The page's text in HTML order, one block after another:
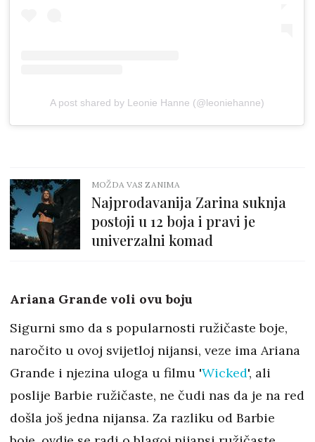
A post shared by Leonie Hanne (@leoniehanne)
MOŽDA VAS ZANIMA
Najprodavanija Zarina suknja
postoji u 12 boja i pravi je
univerzalni komad
Ariana Grande voli ovu boju
Sigurni smo da s popularnosti ružičaste boje,
naročito u ovoj svijetloj nijansi, veze ima Ariana
Grande i njezina uloga u filmu 'Wicked', ali
poslije Barbie ružičaste, ne čudi nas da je na red
došla još jedna nijansa. Za razliku od Barbie